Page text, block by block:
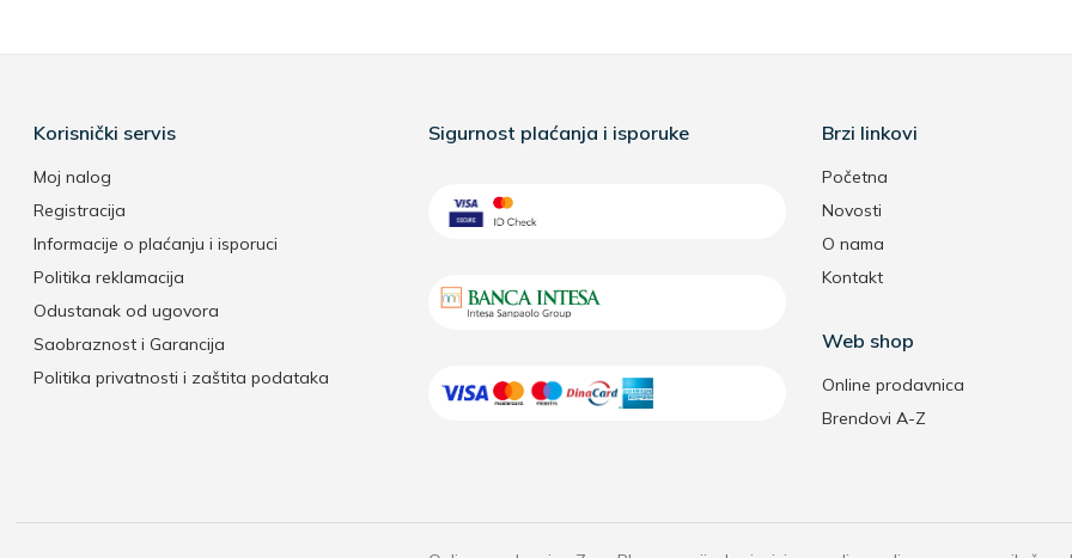
Korisnički servis
Moj nalog
Registracija
Informacije o plaćanju i isporuci
Politika reklamacija
Odustanak od ugovora
Saobraznost i Garancija
Politika privatnosti i zaštita podataka
Sigurnost plaćanja i isporuke Brzi linkovi
Početna
Novosti
O nama
Kontakt
Web shop
Online prodavnica
Brendovi A-Z